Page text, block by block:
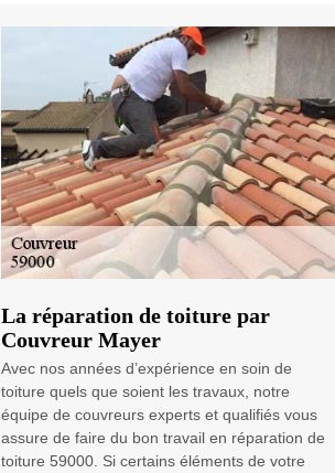
La réparation de toiture par
Couvreur Mayer
Avec nos années d’expérience en soin de
toiture quels que soient les travaux, notre
équipe de couvreurs experts et qualifiés vous
assure de faire du bon travail en réparation de
toiture 59000. Si certains éléments de votre